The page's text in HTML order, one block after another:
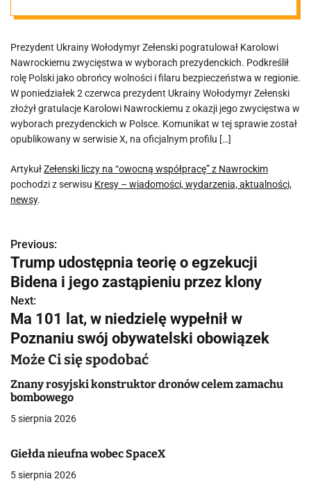
Prezydent Ukrainy Wołodymyr Zełenski pogratulował Karolowi
Nawrockiemu zwycięstwa w wyborach prezydenckich. Podkreślił
rolę Polski jako obrońcy wolności i filaru bezpieczeństwa w regionie.
W poniedziałek 2 czerwca prezydent Ukrainy Wołodymyr Zełenski
złożył gratulacje Karolowi Nawrockiemu z okazji jego zwycięstwa w
wyborach prezydenckich w Polsce. Komunikat w tej sprawie został
opublikowany w serwisie X, na oficjalnym profilu […]
ArtykułZełenski liczy na “owocną współpracę” z Nawrockim
pochodzi z serwisu Kresy – wiadomości, wydarzenia, aktualności,
newsy.
N
a
w
i
g
a
c
a
Previous:
Trump udostępnia teorię o egzekucji
Bidena i jego zastąpieniu przez klony
Next:
Ma 101 lat, w niedzielę wypełnił w
Poznaniu swój obywatelski obowiązek
Może Ci się spodobać
Znany rosyjski konstruktor dronów celem zamachu
bombowego
5 sierpnia 2026
Giełda nieufna wobec SpaceX
5 sierpnia 2026